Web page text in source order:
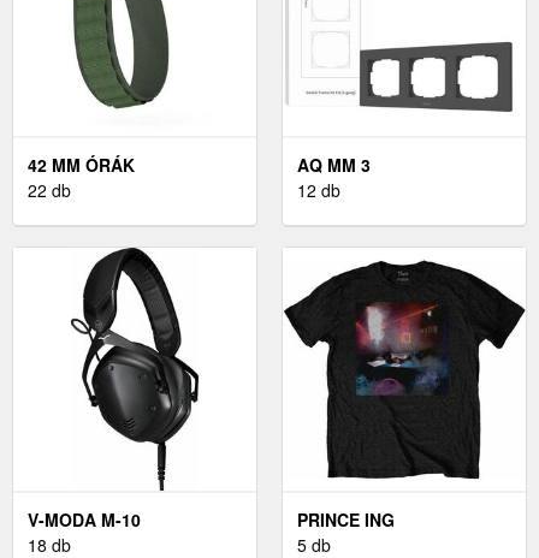
42 MM ÓRÁK
22 db
AQ MM 3
12 db
V-MODA M-10
18 db
PRINCE ING
WATERCOLOURS UNISEX
5 db